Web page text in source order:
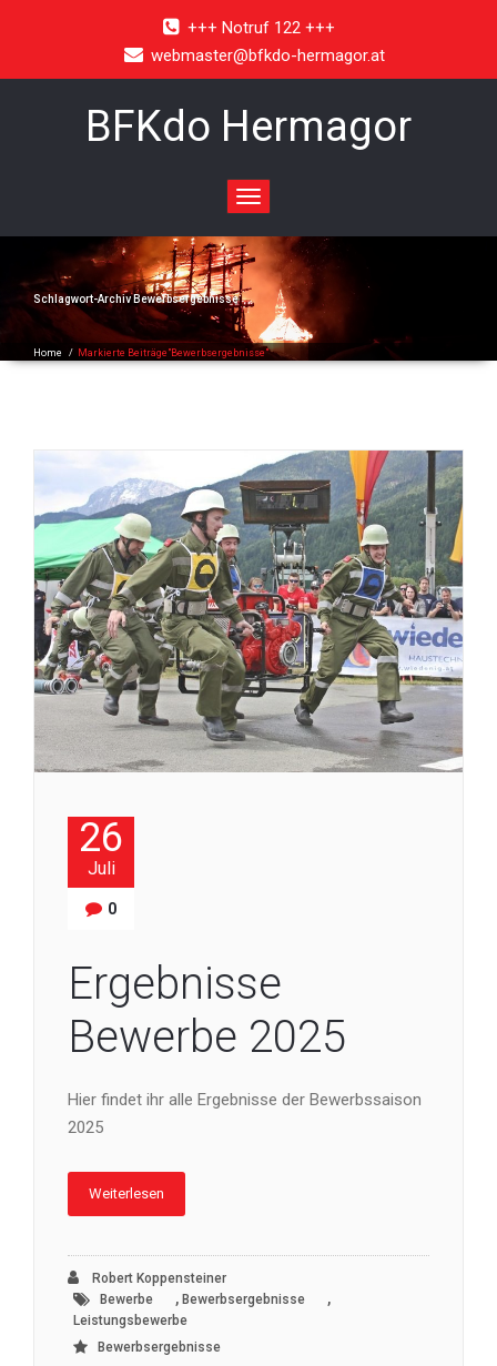
+++ Notruf 122 +++
webmaster@bfkdo-hermagor.at
BFKdo Hermagor
Toggle
navigation
Schlagwort-ArchivBewerbsergebnisse
Home / Markierte Beiträge"Bewerbsergebnisse"
26
Juli
0
Ergebnisse
Bewerbe 2025
Hier findet ihr alle Ergebnisse der Bewerbssaison
2025
Weiterlesen
Robert Koppensteiner
Bewerbe
, Bewerbsergebnisse ,
Leistungsbewerbe
Bewerbsergebnisse